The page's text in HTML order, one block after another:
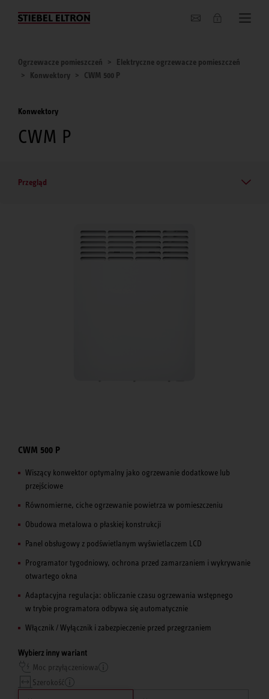
O nas
Ogrzewacze pomieszczeń
Elektryczne ogrzewacze pomieszczeń
Konwektory
CWM 500 P
Konwektory
CWM P
Przegląd
CWM 500 P
Wiszący konwektor optymalny jako ogrzewanie dodatkowe lub
przejściowe
Równomierne, ciche ogrzewanie powietrza w pomieszczeniu
Obudowa metalowa o płaskiej konstrukcji
Panel obsługowy z podświetlanym wyświetlaczem LCD
Programator tygodniowy, ochrona przed zamarzaniem i wykrywanie
otwartego okna
Adaptacyjna regulacja: obliczanie czasu ogrzewania wstępnego
w trybie programatora odbywa się automatycznie
Włącznik / Wyłącznik i zabezpieczenie przed przegrzaniem
Wybierz inny wariant
Moc przyłączeniowa
Szerokość